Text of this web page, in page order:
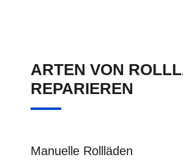
ARTEN VON
REPARIEREN
Manuelle Rollläden